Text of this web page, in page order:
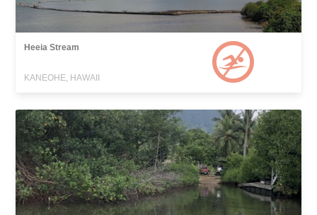
Heeia Stream
KANEOHE, HAWAII